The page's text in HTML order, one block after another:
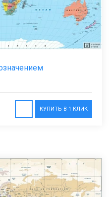
КУПИТЬ В 1 КЛИК